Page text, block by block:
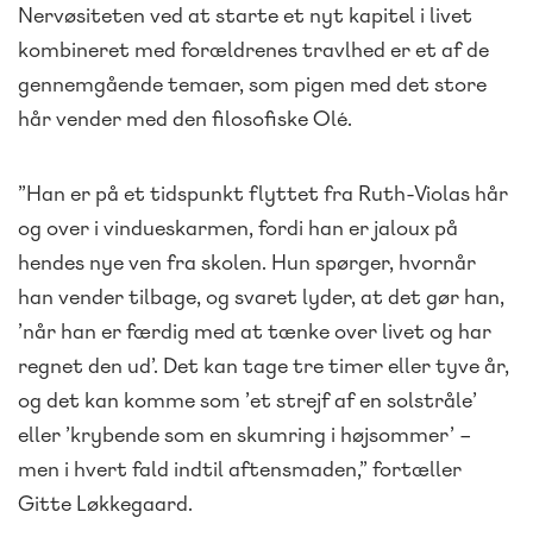
Nervøsiteten ved at starte et nyt kapitel i livet
kombineret med forældrenes travlhed er et af de
gennemgående temaer, som pigen med det store
hår vender med den filosofiske Olé.
”Han er på et tidspunkt flyttet fra Ruth-Violas hår
og over i vindueskarmen, fordi han er jaloux på
hendes nye ven fra skolen. Hun spørger, hvornår
han vender tilbage, og svaret lyder, at det gør han,
’når han er færdig med at tænke over livet og har
regnet den ud’. Det kan tage tre timer eller tyve år,
og det kan komme som ’et strejf af en solstråle’
eller ’krybende som en skumring i højsommer’ –
men i hvert fald indtil aftensmaden,” fortæller
Gitte Løkkegaard.